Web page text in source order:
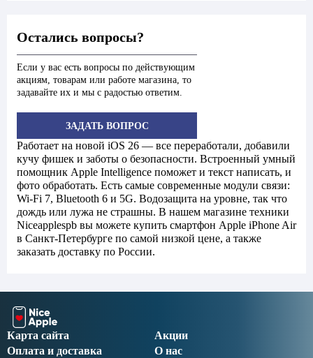
Остались вопросы?
Если у вас есть вопросы по действующим
акциям, товарам или работе магазина, то
задавайте их и мы с радостью ответим.
ЗАДАТЬ ВОПРОС
Работает на новой iOS 26 — все переработали, добавили
кучу фишек и заботы о безопасности. Встроенный умный
помощник Apple Intelligence поможет и текст написать, и
фото обработать. Есть самые современные модули связи:
Wi-Fi 7, Bluetooth 6 и 5G. Водозащита на уровне, так что
дождь или лужа не страшны. В нашем магазине техники
Niceapplespb вы можете купить смартфон Apple iPhone Air
в Санкт-Петербурге по самой низкой цене, а также
заказать доставку по России.
Акции
О нас
Оплата и доставка
Карта сайта